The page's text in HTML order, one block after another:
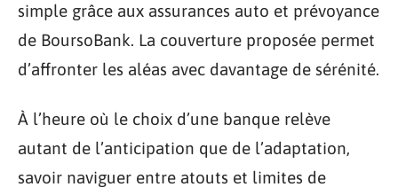
simple grâce aux assurances auto et prévoyance
de BoursoBank. La couverture proposée permet
d’affronter les aléas avec davantage de sérénité.
À l’heure où le choix d’une banque relève
autant de l’anticipation que de l’adaptation,
savoir naviguer entre atouts et limites de